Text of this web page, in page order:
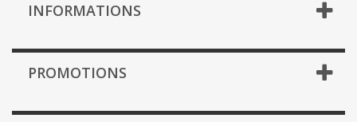
INFORMATIONS
PROMOTIONS